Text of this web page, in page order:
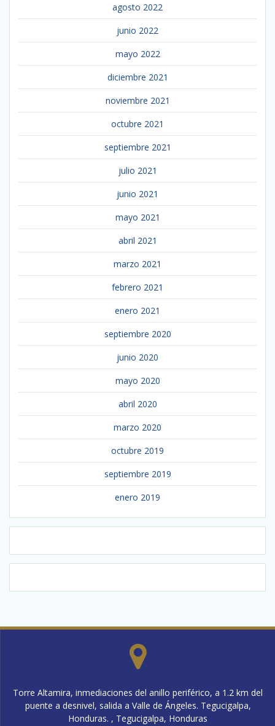
agosto 2022
junio 2022
mayo 2022
diciembre 2021
noviembre 2021
octubre 2021
septiembre 2021
julio 2021
junio 2021
mayo 2021
abril 2021
marzo 2021
febrero 2021
enero 2021
septiembre 2020
junio 2020
mayo 2020
abril 2020
marzo 2020
octubre 2019
septiembre 2019
enero 2019
Torre Altamira, inmediaciones del anillo periférico, a 1.2 km del
puente a desnivel, salida a Valle de Ángeles. Tegucigalpa,
Honduras. , Tegucigalpa, Honduras